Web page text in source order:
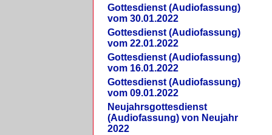
Gottesdienst (Audiofassung)
vom 30.01.2022
Gottesdienst (Audiofassung)
vom 22.01.2022
Gottesdienst (Audiofassung)
vom 16.01.2022
Gottesdienst (Audiofassung)
vom 09.01.2022
Neujahrsgottesdienst
(Audiofassung) von Neujahr
2022